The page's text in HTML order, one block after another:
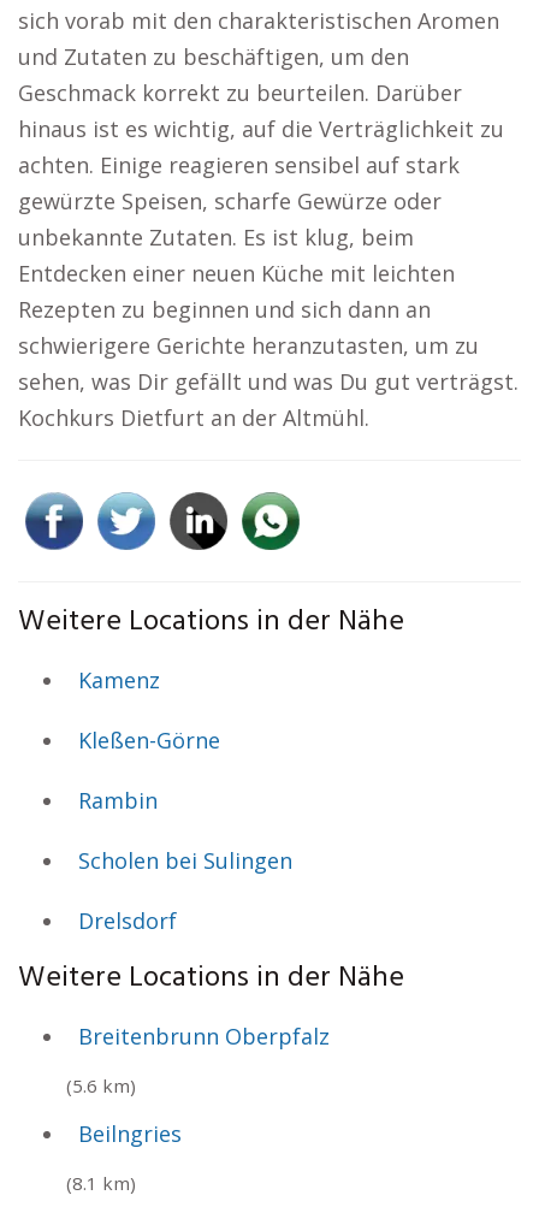
sich vorab mit den charakteristischen Aromen
und Zutaten zu beschäftigen, um den
Geschmack korrekt zu beurteilen. Darüber
hinaus ist es wichtig, auf die Verträglichkeit zu
achten. Einige reagieren sensibel auf stark
gewürzte Speisen, scharfe Gewürze oder
unbekannte Zutaten. Es ist klug, beim
Entdecken einer neuen Küche mit leichten
Rezepten zu beginnen und sich dann an
schwierigere Gerichte heranzutasten, um zu
sehen, was Dir gefällt und was Du gut verträgst.
Kochkurs Dietfurt an der Altmühl.
Weitere Locations in der Nähe
Kamenz
Kleßen-Görne
Rambin
Scholen bei Sulingen
Drelsdorf
Weitere Locations in der Nähe
Breitenbrunn Oberpfalz
(5.6 km)
Beilngries
(8.1 km)